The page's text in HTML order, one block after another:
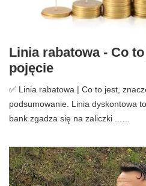
Linia rabatowa - Co
pojęcie
✅ Linia rabatowa | Co to jest,
podsumowanie. Linia dyskontowa
bank zgadza się na zaliczki ...…